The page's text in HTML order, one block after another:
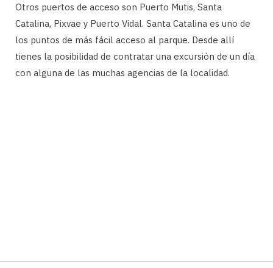
Otros puertos de acceso son Puerto Mutis, Santa
Catalina, Pixvae y Puerto Vidal. Santa Catalina es uno de
los puntos de más fácil acceso al parque. Desde allí
tienes la posibilidad de contratar una excursión de un día
con alguna de las muchas agencias de la localidad.